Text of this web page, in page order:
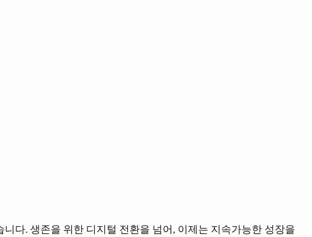
다. 생존을 위한 디지털 전환을 넘어, 이제는 지속가능한 성장을